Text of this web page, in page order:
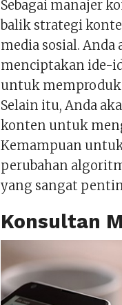
Sebagai manajer
balik strategi
media sosial.
menciptakan ide-
untuk
Selain itu, Anda
konten untuk
Kemampuan
perubahan
yang sangat
Konsultan